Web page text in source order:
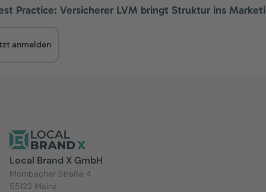
Practice: Versicherer LVM bringt Struktur ins
anmelden
Local Brand X GmbH
Mombacher Straße 4
55122 Mainz